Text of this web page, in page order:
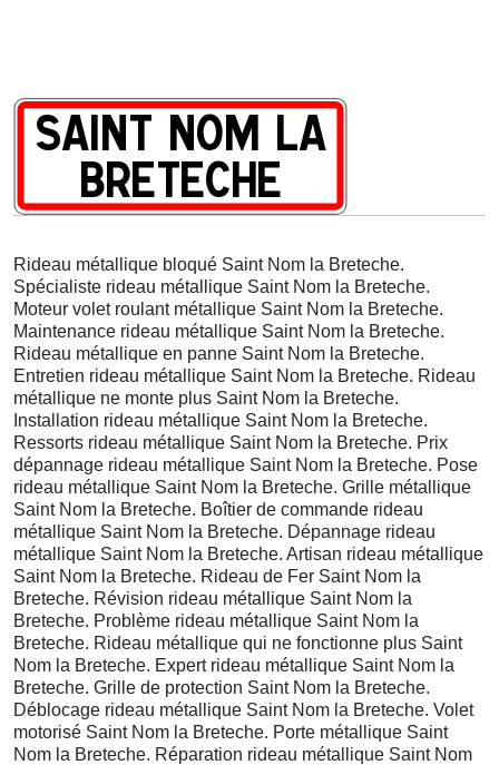
Rideau métallique bloqué Saint Nom la Breteche.
Spécialiste rideau métallique Saint Nom la Breteche.
Moteur volet roulant métallique Saint Nom la Breteche.
Maintenance rideau métallique Saint Nom la Breteche.
Rideau métallique en panne Saint Nom la Breteche.
Entretien rideau métallique Saint Nom la Breteche. Rideau
métallique ne monte plus Saint Nom la Breteche.
Installation rideau métallique Saint Nom la Breteche.
Ressorts rideau métallique Saint Nom la Breteche. Prix
dépannage rideau métallique Saint Nom la Breteche. Pose
rideau métallique Saint Nom la Breteche. Grille métallique
Saint Nom la Breteche. Boîtier de commande rideau
métallique Saint Nom la Breteche. Dépannage rideau
métallique Saint Nom la Breteche. Artisan rideau métallique
Saint Nom la Breteche. Rideau de Fer Saint Nom la
Breteche. Révision rideau métallique Saint Nom la
Breteche. Problème rideau métallique Saint Nom la
Breteche. Rideau métallique qui ne fonctionne plus Saint
Nom la Breteche. Expert rideau métallique Saint Nom la
Breteche. Grille de protection Saint Nom la Breteche.
Déblocage rideau métallique Saint Nom la Breteche. Volet
motorisé Saint Nom la Breteche. Porte métallique Saint
Nom la Breteche. Réparation rideau métallique Saint Nom